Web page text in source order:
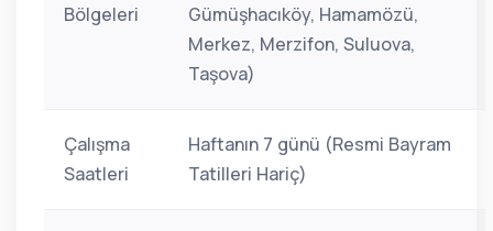
Bölgeleri
Gümüşhacıköy, Hamamözü,
Merkez, Merzifon, Suluova,
Taşova)
Çalışma
Saatleri
Haftanın 7 günü (Resmi Bayram
Tatilleri Hariç)